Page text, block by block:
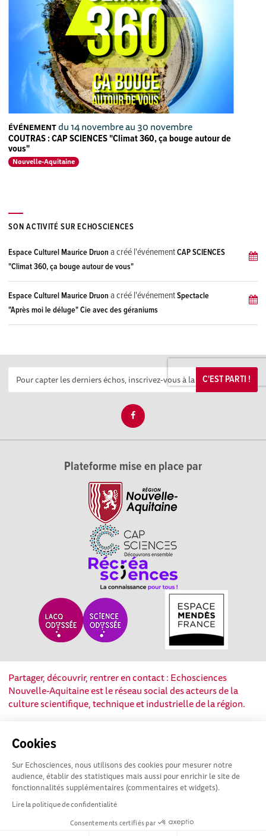
Cookies
Sur Echosciences, nous utilisons des cookies pour mesurer notre
audience, établir des statistiques mais aussi pour enrichir le site de
fonctionnalités supplémentaires (commentaires et widgets).
Lire la politique de confidentialité
Consentements certifiés par
ÉVÉNEMENTdu 14 novembre au 30 novembre
COUTRAS : CAP SCIENCES "Climat 360, ça bouge autour de
vous"
Nouvelle-Aquitaine
SON ACTIVITÉ SUR ECHOSCIENCES
Espace Culturel Maurice Druon a créé l'événementCAP SCIENCES
"Climat 360, ça bouge autour de vous"
Espace Culturel Maurice Druon a créé l'événementSpectacle
"Après moi le déluge" Cie avec des géraniums
C'EST PARTI !
Plateforme mise en place par
Partager, découvrir, rentrer en contact : Echosciences
Nouvelle-Aquitaine est le réseau social des acteurs de la
culture scientifique, technique et industrielle de la région.
Mentions légales
|Ligne éditoriale